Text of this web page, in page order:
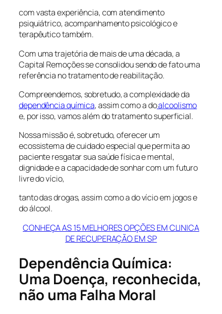
com vasta experiência, com atendimento
psiquiátrico, acompanhamento psicológico e
terapêutico também.
Com uma trajetória de mais de uma década, a
Capital Remoções se consolidou sendo de fato uma
referência no tratamento de reabilitação.
Compreendemos, sobretudo, a complexidade da
dependência química, assim como a doalcoolismo
e, por isso, vamos além do tratamento superficial.
Nossa missão é, sobretudo, oferecer um
ecossistema de cuidado especial que permita ao
paciente resgatar sua saúde física e mental,
dignidade e a capacidade de sonhar com um futuro
livre do vício,
tanto das drogas, assim como a do vício em jogos e
do álcool.
CONHEÇA AS 15 MELHORES OPÇÕES EM CLINICA
DE RECUPERAÇÃO EM SP
Dependência Química:
Uma Doença, reconhecida,
não uma Falha Moral